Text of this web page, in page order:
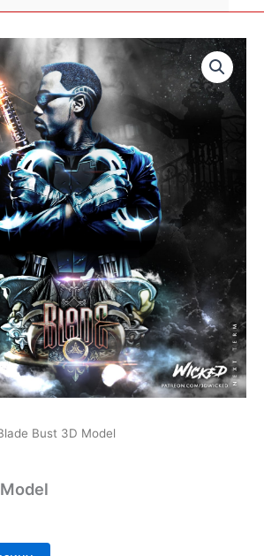
Bust 3D Model